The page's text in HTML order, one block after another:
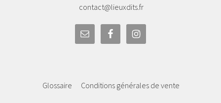
contact@lieuxdits.fr
Glossaire Conditions générales de vente